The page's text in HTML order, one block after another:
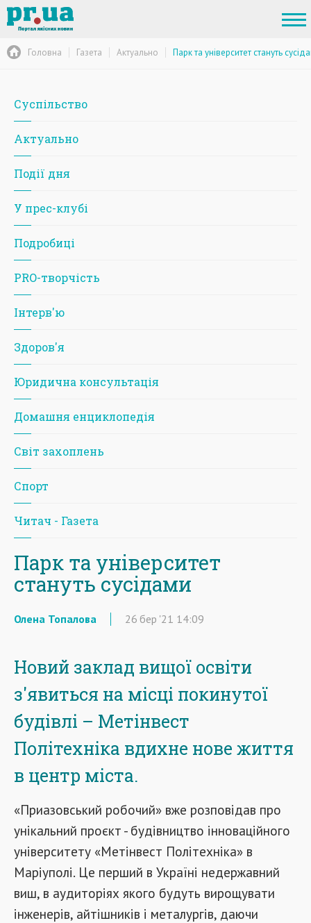
Головна Газета Актуально Парк та університет стануть
Суспільство
Актуально
Події дня
У прес-клубі
Подробиці
PRO-творчість
Iнтерв'ю
Здоров'я
Юридична консультація
Домашня енциклопедія
Світ захоплень
Спорт
Читач - Газета
Парк та університет
стануть сусідами
Олена Топалова 26 бер '21 14:09
Новий заклад вищої освіти
з'явиться на місці покинутої
будівлі – Метінвест
Політехніка вдихне нове життя
в центр міста.
«Приазовський робочий» вже розповідав про
унікальний проєкт - будівництво інноваційного
університету «Метінвест Політехніка» в
Маріуполі. Це перший в Україні недержавний
виш, в аудиторіях якого будуть вирощувати
інженерів, айтішників і металургів, даючи